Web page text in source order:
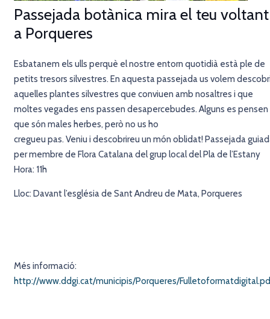
Passejada botànica mira el teu voltant
a Porqueres
Esbatanem els ulls perquè el nostre entorn quotidià està ple de
petits tresors silvestres. En aquesta passejada us volem
aquelles plantes silvestres que conviuen amb nosaltres i que
moltes vegades ens passen desapercebudes. Alguns es pensen
que són males herbes, però no us ho
cregueu pas. Veniu i descobrireu un món oblidat! Passejada
per membre de Flora Catalana del grup local del Pla de l’Estany
Hora: 11h
Lloc: Davant l’església de Sant Andreu de Mata, Porqueres
Més informació:
http://www.ddgi.cat/municipis/Porqueres/